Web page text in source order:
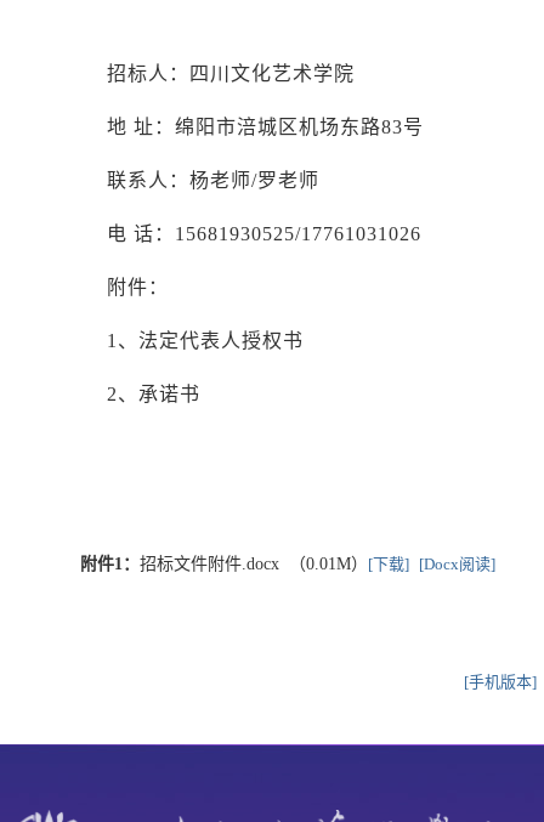
招标人：四川文化艺术学院
地 址：绵阳市涪城区机场东路83号
联系人：杨老师/罗老师
电 话： 15681930525/17761031026
附件：
1、法定代表人授权书
2、承诺书
附件1： 招标文件附件.docx （0.01M） [下载] [Docx阅读]
[手机版本]